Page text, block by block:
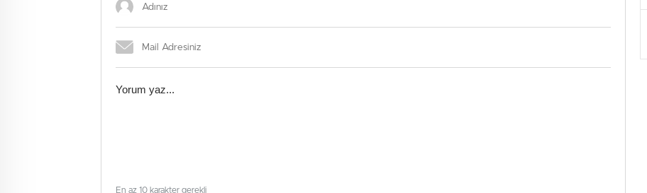
En az 10 karakter gerekli